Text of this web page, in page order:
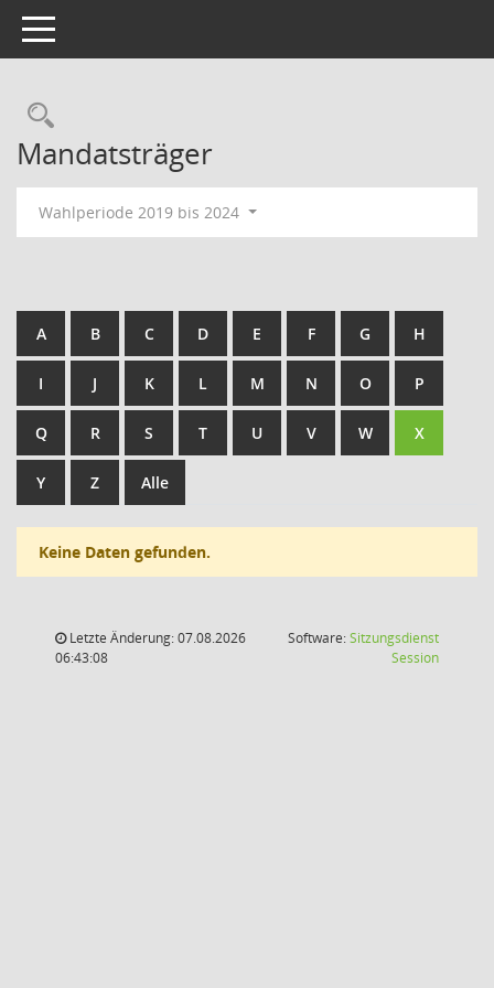
Toggle navigation
Rechercheauswahl
Mandatsträger
Wahlperiode 2019 bis 2024
A B C D E F G H
I J K L M N O P
Q R S T U V W X
Y Z Alle
Keine Daten gefunden.
Letzte Änderung: 07.08.2026
06:43:08
Software:Sitzungsdienst
Session(Wird in